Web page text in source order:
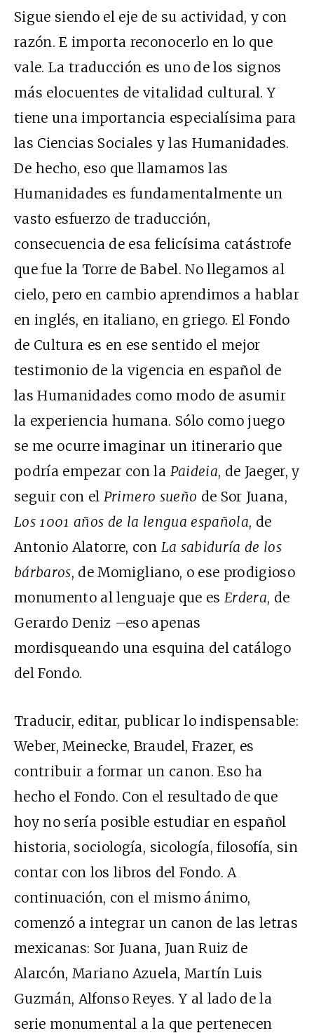
Sigue siendo el eje de su actividad, y con
razón. E importa reconocerlo en lo que
vale. La traducción es uno de los signos
más elocuentes de vitalidad cultural. Y
tiene una importancia especialísima para
las Ciencias Sociales y las Humanidades.
De hecho, eso que llamamos las
Humanidades es fundamentalmente un
vasto esfuerzo de traducción,
consecuencia de esa felicísima catástrofe
que fue la Torre de Babel. No llegamos al
cielo, pero en cambio aprendimos a hablar
en inglés, en italiano, en griego. El Fondo
de Cultura es en ese sentido el mejor
testimonio de la vigencia en español de
las Humanidades como modo de asumir
la experiencia humana. Sólo como juego
se me ocurre imaginar un itinerario que
podría empezar con la Paideia, de Jaeger, y
seguir con el Primero sueño de Sor Juana,
Los 1001 años de la lengua española, de
Antonio Alatorre, con La sabiduría de los
bárbaros, de Momigliano, o ese prodigioso
monumento al lenguaje que es Erdera, de
Gerardo Deniz –eso apenas
mordisqueando una esquina del catálogo
del Fondo.
Traducir, editar, publicar lo indispensable:
Weber, Meinecke, Braudel, Frazer, es
contribuir a formar un canon. Eso ha
hecho el Fondo. Con el resultado de que
hoy no sería posible estudiar en español
historia, sociología, sicología, filosofía, sin
contar con los libros del Fondo. A
continuación, con el mismo ánimo,
comenzó a integrar un canon de las letras
mexicanas: Sor Juana, Juan Ruiz de
Alarcón, Mariano Azuela, Martín Luis
Guzmán, Alfonso Reyes. Y al lado de la
serie monumental a la que pertenecen